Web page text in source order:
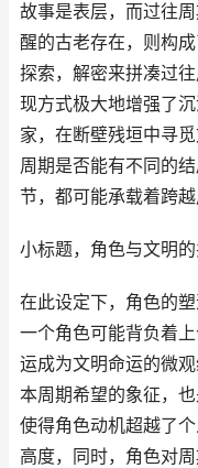
故事是表层，而过往
醒的古老存在，则构
探索，解密来拼凑过
现方式极大地增强了
家，在断壁残垣中寻
周期是否能有不同的
节，都可能承载着跨越
小标题，角色与文明
在此设定下，角色的
一个角色可能背负着
运成为文明命运的微
本周期希望的象征，
使得角色动机超越了
高度，同时，角色对